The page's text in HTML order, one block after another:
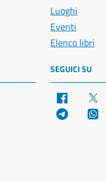
Luoghi
Eventi
Elenco libri
SEGUICI SU
Facebook
Telegram